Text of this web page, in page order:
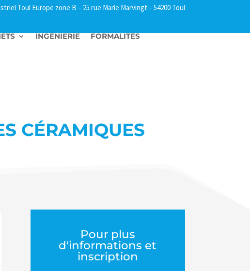
Toul Europe zone B – 25 rue Marie Marvingt – 54200 Toul
INGÉNIERIE FORMALITÉS
CÉRAMIQUES
Pour plus
d'informations et
inscription